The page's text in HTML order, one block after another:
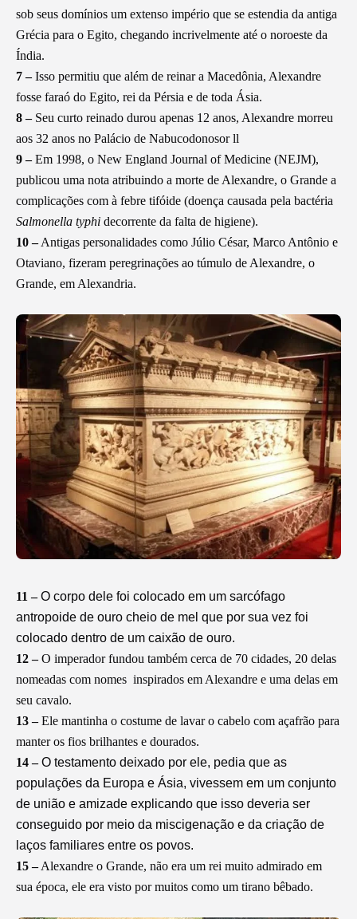
sob seus domínios um extenso império que se estendia da antiga
Grécia para o Egito, chegando incrivelmente até o noroeste da
Índia.
7 –Isso permitiu que além de reinar a Macedônia, Alexandre
fosse faraó do Egito, rei da Pérsia e de toda Ásia.
8 –Seu curto reinado durou apenas 12 anos, Alexandre morreu
aos 32 anos no Palácio de Nabucodonosor ll
9 –Em 1998, o New England Journal of Medicine (NEJM),
publicou uma nota atribuindo a morte de Alexandre, o Grande a
complicações com à febre tifóide (doença causada pela bactéria
Salmonella typhi decorrente da falta de higiene).
10 –Antigas personalidades como Júlio César, Marco Antônio e
Otaviano, fizeram peregrinações ao túmulo de Alexandre, o
Grande, em Alexandria.
11 –O corpo dele foi colocado em um sarcófago
antropoide de ouro cheio de mel que por sua vez foi
colocado dentro de um caixão de ouro.
12 –O imperador fundou também cerca de 70 cidades, 20 delas
nomeadas com nomes inspirados em Alexandre e uma delas em
seu cavalo.
13 –Ele mantinha o costume de lavar o cabelo com açafrão para
manter os fios brilhantes e dourados.
14 –O testamento deixado por ele, pedia que as
populações da Europa e Ásia, vivessem em um conjunto
de união e amizade explicando que isso deveria ser
conseguido por meio da miscigenação e da criação de
laços familiares entre os povos.
15 –Alexandre o Grande, não era um rei muito admirado em
sua época, ele era visto por muitos como um tirano bêbado.